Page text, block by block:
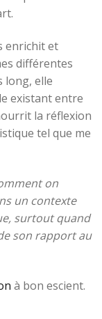
enrichit et
différentes
long, elle
existant entre
la réflexion
tel que me
on
un contexte
surtout quand
son rapport au
à bon escient.